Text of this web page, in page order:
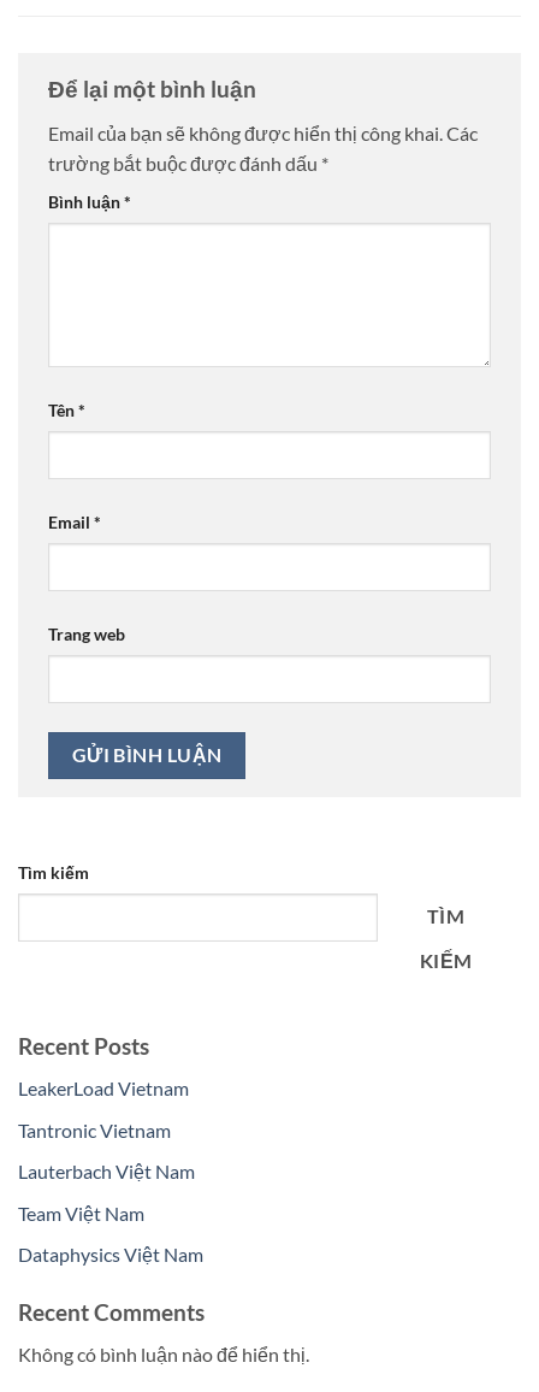
Để lại một bình luận
Email của bạn sẽ không được hiển thị công khai.Các
trường bắt buộc được đánh dấu *
Bình luận*
Tên*
Email *
Trang web
Tìm kiếm
TÌM
KIẾM
Recent Posts
LeakerLoad Vietnam
Tantronic Vietnam
Lauterbach Việt Nam
Team Việt Nam
Dataphysics Việt Nam
Recent Comments
Không có bình luận nào để hiển thị.